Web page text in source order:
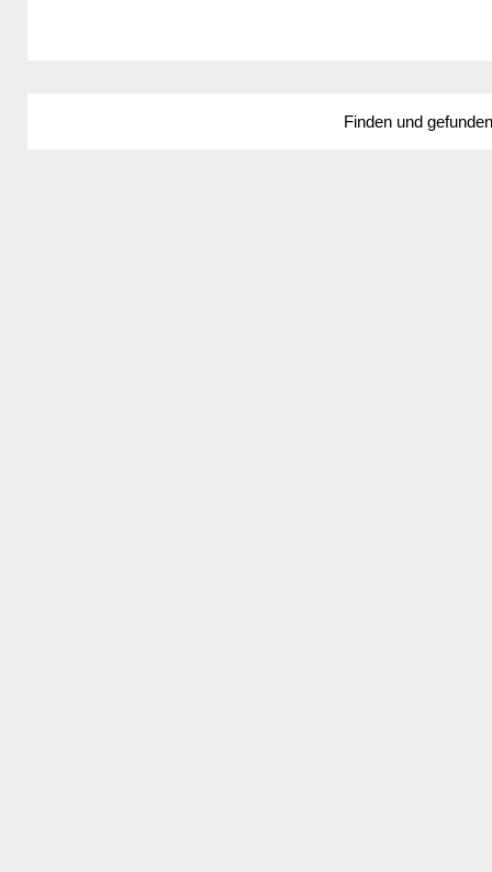
Finden und